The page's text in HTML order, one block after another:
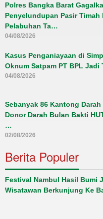
Polres Bangka Barat
Penyelundupan Pasir Timah
Pelabuhan Ta…
04/08/2026
Kasus Penganiayaan di
Oknum Satpam PT BPL Jadi
04/08/2026
Sebanyak 86 Kantong Darah
Donor Darah Bulan Bakti
…
02/08/2026
Berita Populer
Festival Nambul Hasil Bumi
Wisatawan Berkunjung Ke